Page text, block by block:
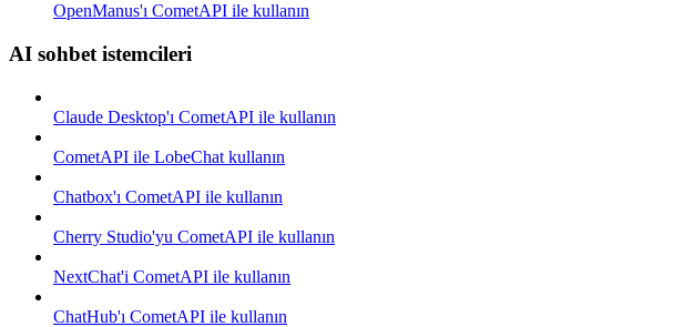
OpenManus'ı CometAPI ile kullanın
AI sohbet istemcileri
Claude Desktop'ı CometAPI ile kullanın
CometAPI ile LobeChat kullanın
Chatbox'ı CometAPI ile kullanın
Cherry Studio'yu CometAPI ile kullanın
NextChat'i CometAPI ile kullanın
ChatHub'ı CometAPI ile kullanın